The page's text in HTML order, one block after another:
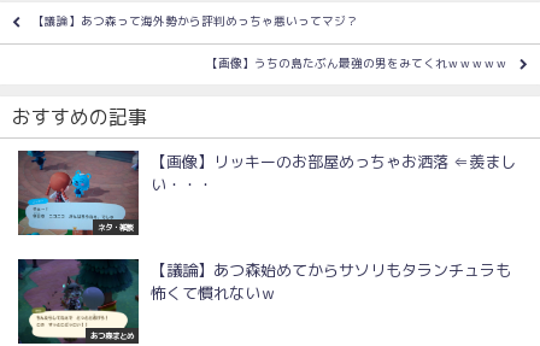
【議論】あつ森って海外勢から評判めっちゃ悪いってマジ？
【画像】うちの島たぶん最強の男をみてくれｗｗｗｗｗ
おすすめの記事
ネタ・雑談
【画像】リッキーのお部屋めっちゃお洒落 ⇐羨まし
い・・・
あつ森まとめ
【議論】あつ森始めてからサソリもタランチュラも
怖くて慣れないｗ